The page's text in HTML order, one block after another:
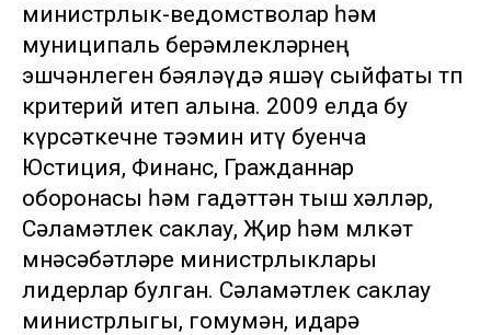
министрлык-ведомстволар һәм
муниципаль берәмлекләрнең
эшчәнлеген бәяләүдә яшәү сыйфаты төп
критерий итеп алына. 2009 елда бу
күрсәткечне тәэмин итү буенча
Юстиция, Финанс, Гражданнар
оборонасы һәм гадәттән тыш хәлләр,
Сәламәтлек саклау, Җир һәм мөлкәт
мөнәсәбәтләре министрлыклары
лидерлар булган. Сәламәтлек саклау
министрлыгы, гомумән, идарә